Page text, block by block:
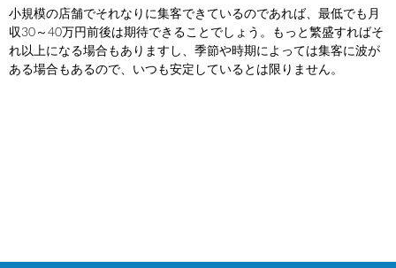
小規模の店舗でそれなりに集客できているのであれば、最低でも月
収30～40万円前後は期待できることでしょう。もっと繁盛すればそ
れ以上になる場合もありますし、季節や時期によっては集客に波が
ある場合もあるので、いつも安定しているとは限りません。